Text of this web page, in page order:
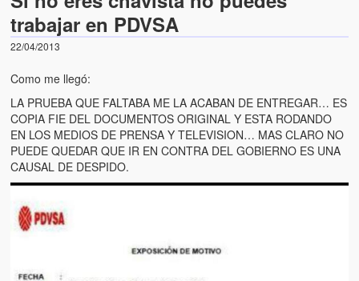
Home
Blog. (Todos Unidos por Venezuela welcomes you to our Blog)
Acerca de este blog (About this Blog)
Artículos
El Tipo y los Rojos en Los Teques (The Jerk and the Reds in
Teques)
Hablé con Chavistas (I spoke with chavistas)
trabajar en PDVSA
22/04/2013
Como me llegó:
LA PRUEBA QUE FALTABA ME LA ACABAN DE ENTREGAR… ES
COPIA FIE DEL DOCUMENTOS ORIGINAL Y ESTA RODANDO
EN LOS MEDIOS DE PRENSA Y TELEVISION… MAS CLARO NO
PUEDE QUEDAR QUE IR EN CONTRA DEL GOBIERNO ES UNA
CAUSAL DE DESPIDO.